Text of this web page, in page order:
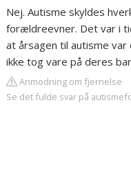
Nej. Autisme skyldes
forældreevner. Det var i
at årsagen til autisme
ikke tog vare på deres
Anmodning om fjernelse
Se det fulde svar på